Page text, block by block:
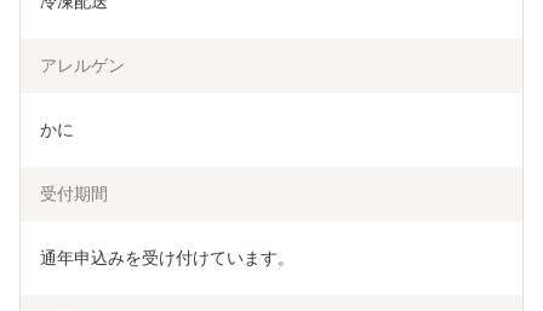
アレルゲン
かに
受付期間
通年申込みを受け付けています。